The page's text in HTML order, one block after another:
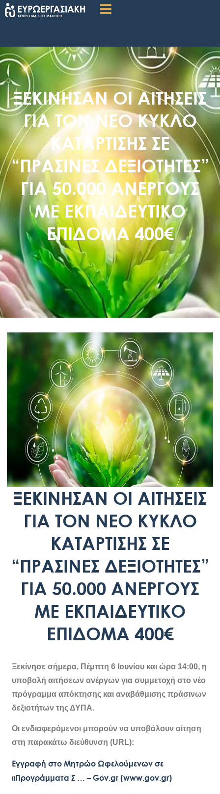
ΞΕΚΙΝΗΣΑΝ ΟΙ ΑΙΤΗΣΕΙΣ
ΓΙΑ ΤΟΝ ΝΕΟ ΚΥΚΛΟ
ΚΑΤΑΡΤΙΣΗΣ ΣΕ
“ΠΡΑΣΙΝΕΣ ΔΕΞΙΟΤΗΤΕΣ”
ΓΙΑ 50.000 ΑΝΕΡΓΟΥΣ
ΜΕ ΕΚΠΑΙΔΕΥΤΙΚΟ
ΕΠΙΔΟΜΑ 400€
ΞΕΚΙΝΗΣΑΝ ΟΙ ΑΙΤΗΣΕΙΣ
ΓΙΑ ΤΟΝ ΝΕΟ ΚΥΚΛΟ
ΚΑΤΑΡΤΙΣΗΣ ΣΕ
“ΠΡΑΣΙΝΕΣ ΔΕΞΙΟΤΗΤΕΣ”
ΓΙΑ 50.000 ΑΝΕΡΓΟΥΣ
ΜΕ ΕΚΠΑΙΔΕΥΤΙΚΟ
ΕΠΙΔΟΜΑ 400€
Ξεκίνησε σήμερα, Πέμπτη 6 Ιουνίου και ώρα 14:00, η
υποβολή αιτήσεων ανέργων για συμμετοχή στο νέο
πρόγραμμα απόκτησης και αναβάθμισης πράσινων
δεξιοτήτων της ΔΥΠΑ.
Οι ενδιαφερόμενοι μπορούν να υποβάλουν αίτηση
στη παρακάτω διεύθυνση (URL):
Εγγραφή στο Μητρώο Ωφελούμενων σε
«Προγράμματα Σ … – Gov.gr (www.gov.gr)